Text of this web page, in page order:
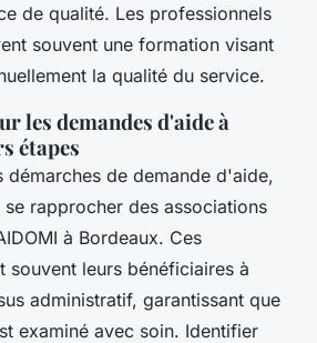
de qualité. Les professionnels
souvent une formation visant
la qualité du service.
les demandes d'aide à
étapes
démarches de demande d'aide,
rapprocher des associations
à Bordeaux. Ces
souvent leurs bénéficiaires à
administratif, garantissant que
examiné avec soin. Identifier